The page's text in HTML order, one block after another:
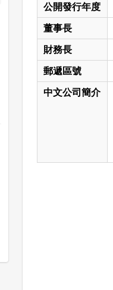
公開發行年度
董事長
財務長
郵遞區號
中文公司簡介